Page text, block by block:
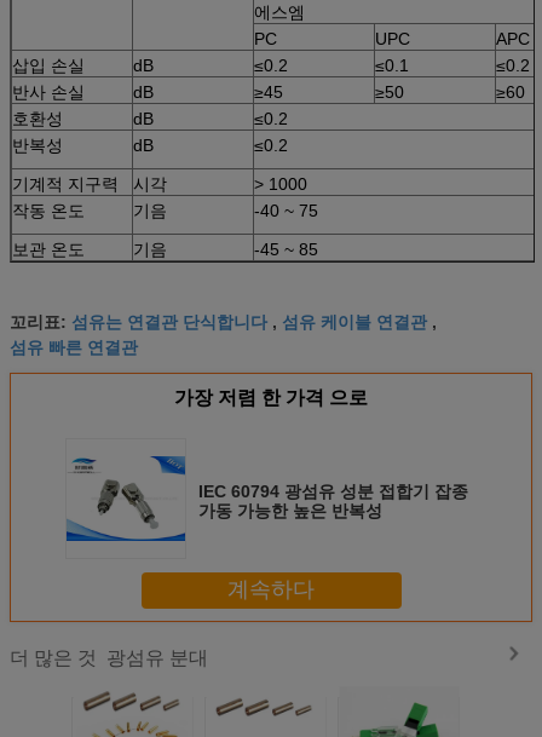
에스엠
PC
UPC
APC
삽입 손실
dB ≤0.2 ≤0.1
≤0.2
반사 손실
dB ≥45 ≥50
≥60
호환성
dB
≤0.2
반복성
dB
≤0.2
기계적 지구력
시각
> 1000
작동 온도
기음
-40 ~ 75
보관 온도
기음 -45 ~ 85
꼬리표: 섬유는 연결관 단식합니다 , 섬유 케이블 연결관 ,
섬유 빠른 연결관
가장 저렴 한 가격 으로
IEC 60794 광섬유 성분 접합기 잡종
가동 가능한 높은 반복성
계속하다
더 많은 것 광섬유 분대